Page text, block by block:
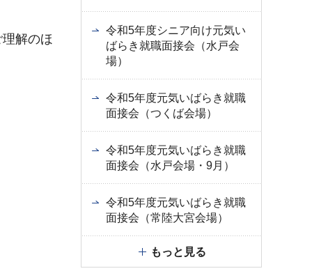
解のほ
令和5年度シニア向け元気い
ばらき就職面接会（水戸会
場）
令和5年度元気いばらき就職
面接会（つくば会場）
令和5年度元気いばらき就職
面接会（水戸会場・9月）
令和5年度元気いばらき就職
面接会（常陸大宮会場）
もっと見る